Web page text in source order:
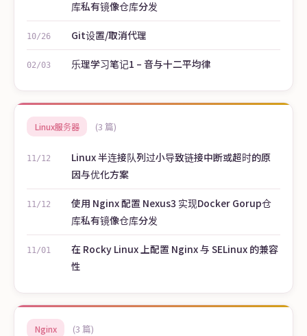
库私有镜像仓库分发
10/26 Git设置/取消代理
02/03 乐理学习笔记1 – 音与十二平均律
Linux服务器 (3 篇)
11/12
Linux 半连接队列过小导致链接中断或超时的原
因与优化方案
11/12
使用 Nginx 配置 Nexus3 实现Docker Gorup仓
库私有镜像仓库分发
11/01
在 Rocky Linux 上配置 Nginx 与 SELinux 的兼容
性
Nginx (3 篇)